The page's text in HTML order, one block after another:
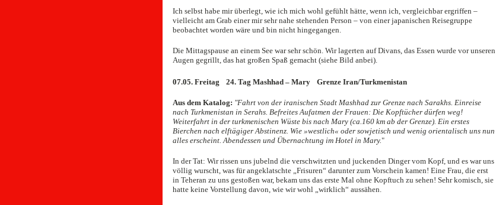
Ich selbst habe mir überlegt, wie ich mich wohl gefühlt hätte, wenn ich, vergleichbar ergriffen –
vielleicht am Grab einer mir sehr nahe stehenden Person – von einer japanischen Reisegruppe
beobachtet worden wäre und bin nicht hingegangen.
Die Mittagspause an einem See war sehr schön. Wir lagerten auf Divans, das Essen wurde vor unseren
Augen gegrillt, das hat großen Spaß gemacht (siehe Bild anbei).
07.05. Freitag 24. Tag Mashhad – Mary Grenze Iran/Turkmenistan
Aus dem Katalog: "Fahrt von der iranischen Stadt Mashhad zur Grenze nach Sarakhs. Einreise
nach Turkmenistan in Serahs. Befreites Aufatmen der Frauen: Die Kopftücher dürfen weg!
Weiterfahrt in der turkmenischen Wüste bis nach Mary (ca.160 km ab der Grenze). Ein erstes
Bierchen nach elftägiger Abstinenz. Wie »westlich« oder sowjetisch und wenig orientalisch uns nun
alles erscheint. Abendessen und Übernachtung im Hotel in Mary."
In der Tat: Wir rissen uns jubelnd die verschwitzten und juckenden Dinger vom Kopf, und es war uns
völlig wurscht, was für angeklatschte „Frisuren“ darunter zum Vorschein kamen! Eine Frau, die erst
in Teheran zu uns gestoßen war, bekam uns das erste Mal ohne Kopftuch zu sehen! Sehr komisch, sie
hatte keine Vorstellung davon, wie wir wohl „wirklich“ aussähen.